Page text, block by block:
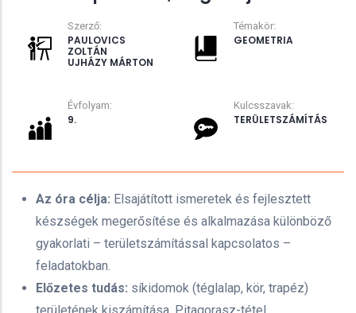
Szerző:
PAULOVICS
ZOLTÁN
UJHÁZY MÁRTON
Témakör:
GEOMETRIA
Évfolyam:
9.
Kulcsszavak:
TERÜLETSZÁMÍTÁS
Az óra célja: Elsajátított ismeretek és fejlesztett
készségek megerősítése és alkalmazása különböző
gyakorlati – területszámítással kapcsolatos –
feladatokban.
Előzetes tudás: síkidomok (téglalap, kör, trapéz)